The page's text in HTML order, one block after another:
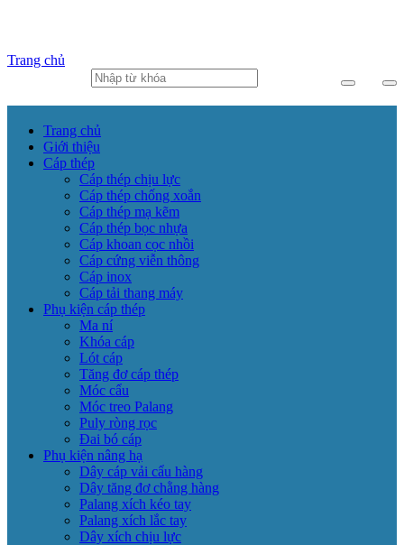
Trang chủ
Trang chủ
Giới thiệu
Cáp thép
Cáp thép chịu lực
Cáp thép chống xoắn
Cáp thép mạ kẽm
Cáp thép bọc nhựa
Cáp khoan cọc nhồi
Cáp cứng viễn thông
Cáp inox
Cáp tải thang máy
Phụ kiện cáp thép
Ma ní
Khóa cáp
Lót cáp
Tăng đơ cáp thép
Móc cẩu
Móc treo Palang
Puly ròng rọc
Đai bó cáp
Phụ kiện nâng hạ
Dây cáp vải cẩu hàng
Dây tăng đơ chằng hàng
Palang xích kéo tay
Palang xích lắc tay
Dây xích chịu lực